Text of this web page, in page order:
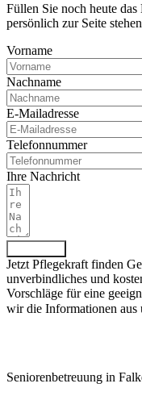
Füllen Sie noch heute
persönlich zur Seite
Vorname
Nachname
E-Mailadresse
Telefonnummer
Ihre Nachricht
Jetzt Pflegekraft finden
unverbindliches und
Vorschläge für eine
wir die Informationen aus
Senioren­betreuung in